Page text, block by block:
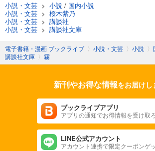
小説・文芸 > 小説 / 国内小説
小説・文芸 > 桜木紫乃
小説・文芸 > 講談社
小説・文芸 > 講談社文庫
電子書籍・漫画 ブックライブ 〉 小説・文芸 〉 小説 〉
講談社文庫 〉 霧
新刊やお得な情報をお届けし
ブックライブアプリ
アプリの通知でお得情報を受け取
LINE公式アカウント
アカウント連携で限定クーポンゲ